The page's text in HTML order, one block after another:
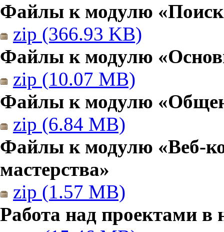
Файлы к модулю
zip (366.93 KB)
Файлы к модулю
zip (10.07 MB)
Файлы к модулю
zip (6.84 MB)
Файлы к модулю «Веб-
мастерства»
zip (1.57 MB)
Работа над проектами в